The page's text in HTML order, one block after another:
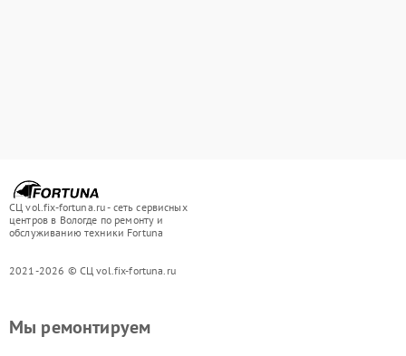
СЦ vol.fix-fortuna.ru - сеть сервисных
центров в Вологде по ремонту и
обслуживанию техники Fortuna
2021-2026 © СЦ vol.fix-fortuna.ru
Мы ремонтируем